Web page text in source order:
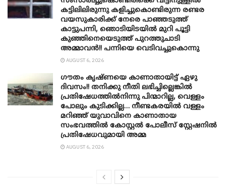
കട്ടിലിലിരുന്നു കളിച്ചുകൊണ്ടിരുന്ന രണ്ടര
വയസുകാരിക്ക് നേരെ പാഞ്ഞടുത്ത്
കാട്ടുപന്നി, ‍ഞൊടിയി‌ടയിൽ മുറി പൂട്ടി
കുഞ്ഞിനെയെടുത്ത് പുറത്തുചാടി
അമ്മാവൻ!! പന്നിയെ വെടിവച്ചുകൊന്നു
AUGUST 6, 2026
ഗൗതം കൃഷ്ണയെ കാണാതായിട്ട് ഏഴു
ദിവസം!! തനിക്കു നീതി ലഭിച്ചില്ലെങ്കിൽ
പ്രതിഷേധത്തിൽനിന്നു പിന്മാറില്ല, വെള്ളം
പോലും കുടിക്കില്ല… നീണ്ടകരയിൽ വള്ളം
മറിഞ്ഞ് യുവാവിനെ കാണാതായ
സംഭവത്തിൽ കോസ്റ്റൽ പോലീസ് സ്റ്റേഷനിൽ
പ്രതിഷേധവുമായി അമ്മ
AUGUST 6, 2026